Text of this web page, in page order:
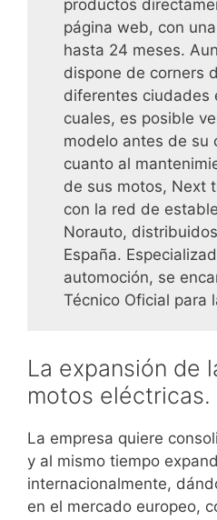
productos
página web, con
hasta 24 meses.
dispone de corners
diferentes ciudades
cuales, es posible
modelo antes de su
cuanto al
de sus motos, Next
con la red de
Norauto,
España.
automoción, se
Técnico Oficial para
La expansión de
motos eléctricas.
La empresa quiere
y al mismo tiempo
internacionalmente,
en el mercado europeo,